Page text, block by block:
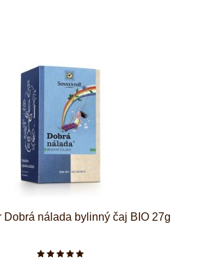
Dobrá nálada bylinný čaj BIO 27g